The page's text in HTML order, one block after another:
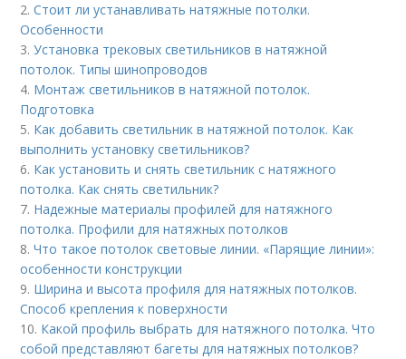
2.Стоит ли устанавливать натяжные потолки.
Особенности
3.Установка трековых светильников в натяжной
потолок. Типы шинопроводов
4. Монтаж светильников в натяжной потолок.
Подготовка
5. Как добавить светильник в натяжной потолок. Как
выполнить установку светильников?
6. Как установить и снять светильник с натяжного
потолка. Как снять светильник?
7. Надежные материалы профилей для натяжного
потолка. Профили для натяжных потолков
8.Что такое потолок световые линии. «Парящие линии»:
особенности конструкции
9. Ширина и высота профиля для натяжных потолков.
Способ крепления к поверхности
10. Какой профиль выбрать для натяжного потолка. Что
собой представляют багеты для натяжных потолков?